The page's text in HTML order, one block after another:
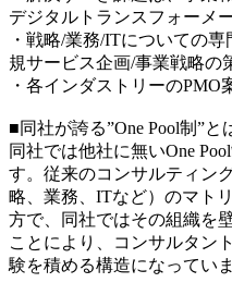
デジタルトランスフォーメ
・戦略/業務/ITについての
規サービス企画/事業戦略の
・各インダストリーのPMO
■同社が誇る”One Pool制”と
同社では他社に無いOne
す。従来のコンサルティン
略、業務、ITなど）のマト
方で、同社ではその組織を
ことにより、コンサルタン
験を積める構造になっていま